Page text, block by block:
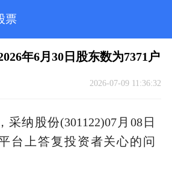
票
年6月30日股东数为7371户
2026-07-09 11:36:32
纳股份(301122)07月08日
台上答复投资者关心的问